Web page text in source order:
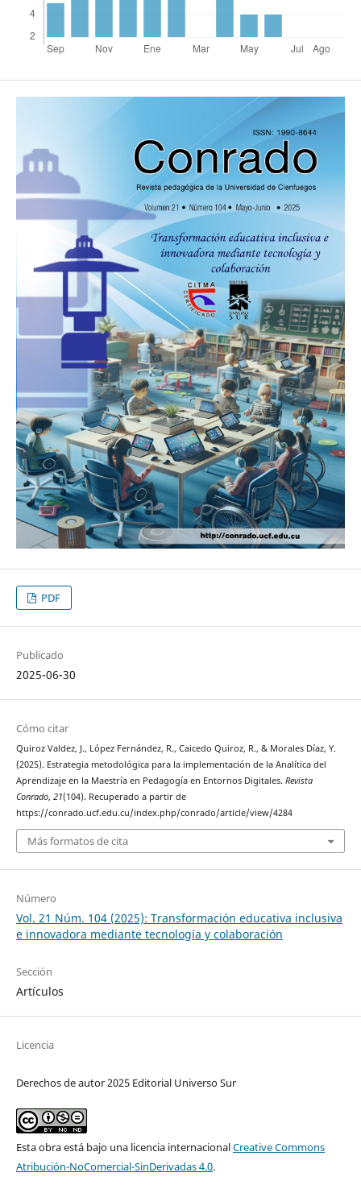
PDF
Publicado
2025-06-30
Cómo citar
Quiroz Valdez, J., López Fernández, R., Caicedo Quiroz, R., & Morales Díaz, Y.
(2025). Estrategia metodológica para la implementación de la Analítica del
Aprendizaje en la Maestría en Pedagogía en Entornos Digitales. Revista
Conrado, 21(104). Recuperado a partir de
https://conrado.ucf.edu.cu/index.php/conrado/article/view/4284
Más formatos de cita
Número
Vol. 21 Núm. 104 (2025): Transformación educativa inclusiva
e innovadora mediante tecnología y colaboración
Sección
Artículos
Licencia
Derechos de autor 2025 Editorial Universo Sur
Esta obra está bajo una licencia internacionalCreative Commons
Atribución-NoComercial-SinDerivadas 4.0.